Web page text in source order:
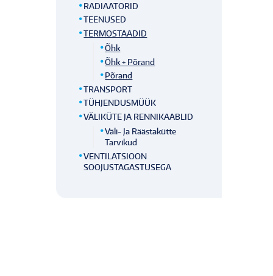
RADIAATORID
TEENUSED
TERMOSTAADID
Õhk
Õhk + Põrand
Põrand
TRANSPORT
TÜHJENDUSMÜÜK
VÄLIKÜTE JA RENNIKAABLID
Väli- Ja Räästakütte
Tarvikud
VENTILATSIOON
SOOJUSTAGASTUSEGA